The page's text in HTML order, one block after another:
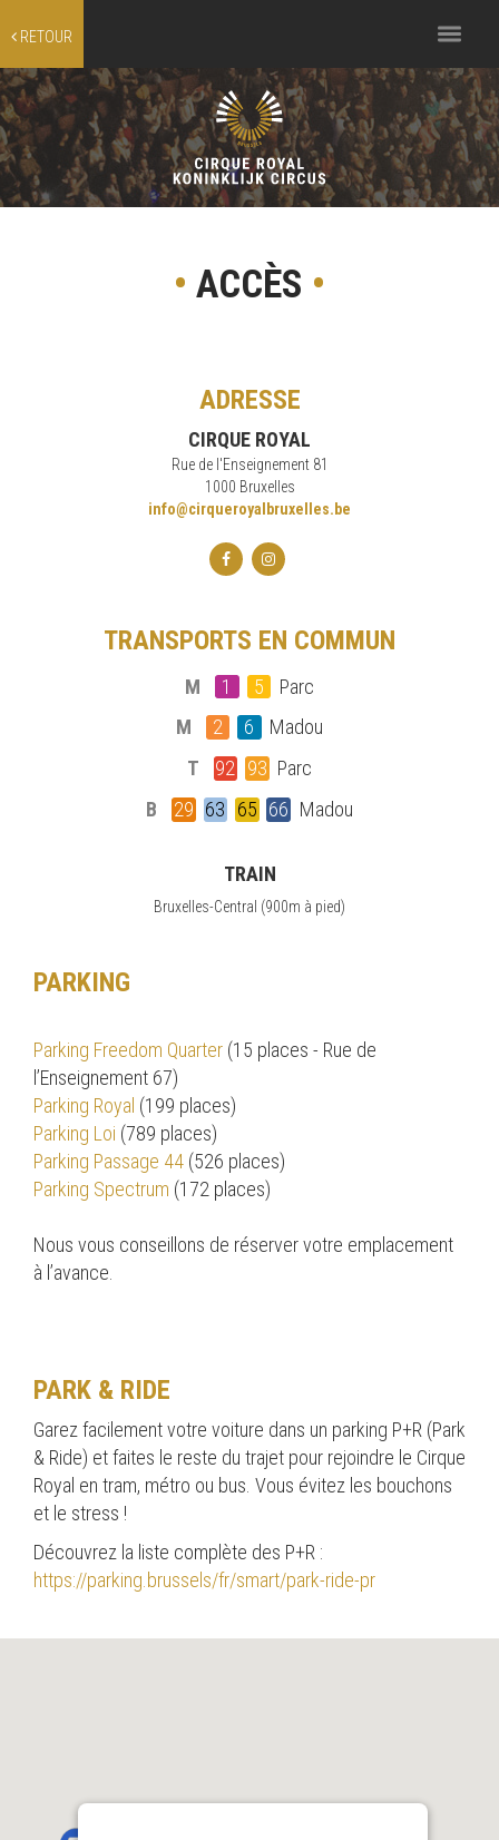
RETOUR
Toggle
navigation
• ACCÈS •
ADRESSE
CIRQUE ROYAL
Rue de l'Enseignement 81
1000 Bruxelles
info@cirqueroyalbruxelles.be
TRANSPORTS EN COMMUN
M 1 5
Parc
M
2 6
Madou
T
92 93 Parc
B
29 63 65 66 Madou
TRAIN
Bruxelles-Central (900m à pied)
PARKING
Parking Freedom Quarter (15 places - Rue de
l’Enseignement 67)
Parking Royal (199 places)
Parking Loi (789 places)
Parking Passage 44 (526 places)
Parking Spectrum (172 places)
Nous vous conseillons de réserver votre emplacement
à l’avance.
PARK & RIDE
Garez facilement votre voiture dans un parking P+R (Park
& Ride) et faites le reste du trajet pour rejoindre le Cirque
Royal en tram, métro ou bus. Vous évitez les bouchons
et le stress !
Découvrez la liste complète des P+R :
https://parking.brussels/fr/smart/park-ride-pr